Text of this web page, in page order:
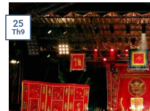
25
Th9